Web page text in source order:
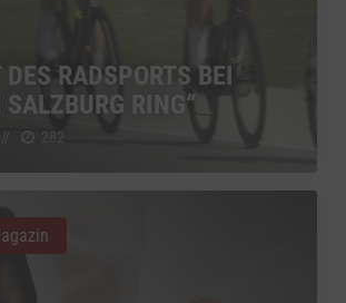
DES RADSPORTS BEI
RING“
// 282